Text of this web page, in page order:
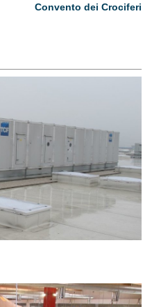
Convento dei Crociferi